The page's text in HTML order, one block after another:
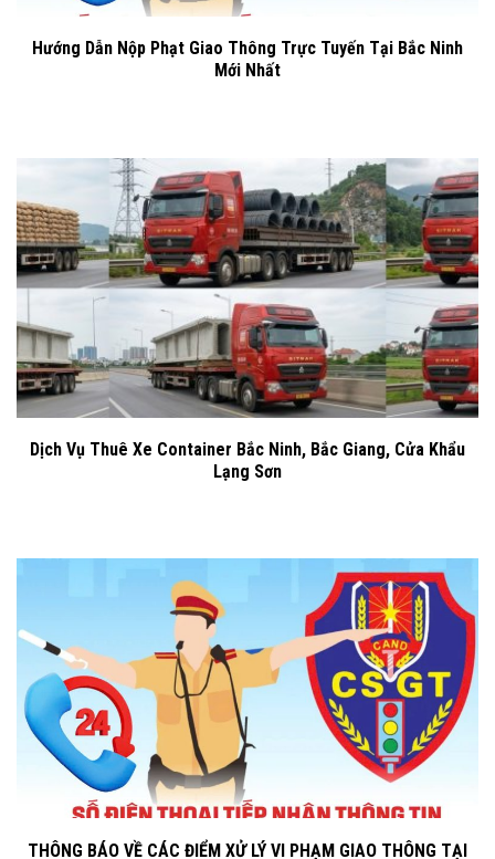
Hướng Dẫn Nộp Phạt Giao Thông Trực Tuyến Tại Bắc Ninh
Mới Nhất
Dịch Vụ Thuê Xe Container Bắc Ninh, Bắc Giang, Cửa Khẩu
Lạng Sơn
THÔNG BÁO VỀ CÁC ĐIỂM XỬ LÝ VI PHẠM GIAO THÔNG TẠI